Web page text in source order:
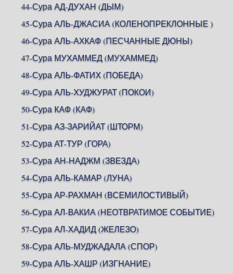
44-Сура АД-ДУХАН (ДЫМ)
45-Сура АЛЬ-ДЖАСИА (КОЛЕНОПРЕКЛОННЫЕ )
46-Сура АЛЬ-АХКАФ (ПЕСЧАННЫЕ ДЮНЫ)
47-Сура МУХАММЕД (МУХАММЕД)
48-Сура АЛЬ-ФАТИХ (ПОБЕДА)
49-Сура АЛЬ-ХУДЖУРАТ (ПОКОИ)
50-Сура КАФ (КАФ)
51-Сура АЗ-ЗАРИЙАТ (ШТОРМ)
52-Сура АТ-ТУР (ГОРА)
53-Сура АН-НАДЖМ (ЗВЕЗДА)
54-Сура АЛЬ-КАМАР (ЛУНА)
55-Сура АР-РАХМАН (ВСЕМИЛОСТИВЫЙ)
56-Сура АЛ-ВАКИА (НЕОТВРАТИМОЕ СОБЫТИЕ)
57-Сура АЛ-ХАДИД (ЖЕЛЕЗО)
58-Сура АЛЬ-МУДЖАДАЛА (СПОР)
59-Сура АЛЬ-ХАШР (ИЗГНАНИЕ)